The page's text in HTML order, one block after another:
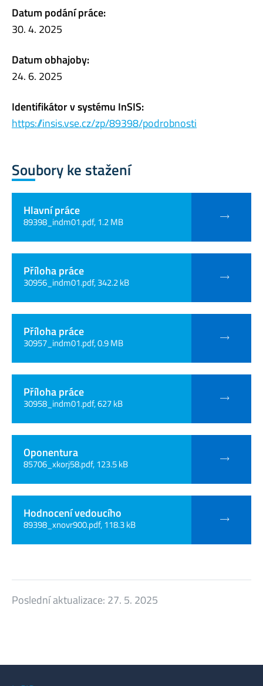
Datum podání práce:
30. 4. 2025
Datum obhajoby:
24. 6. 2025
Identifikátor v systému InSIS:
https://insis.vse.cz/zp/89398/podrobnosti
Soubory ke stažení
Hlavní práce
89398_indm01.pdf, 1.2 MB
Příloha práce
30956_indm01.pdf, 342.2 kB
Příloha práce
30957_indm01.pdf, 0.9 MB
Příloha práce
30958_indm01.pdf, 627 kB
Oponentura
85706_xkorj58.pdf, 123.5 kB
Hodnocení vedoucího
89398_xnovr900.pdf, 118.3 kB
Poslední aktualizace: 27. 5. 2025